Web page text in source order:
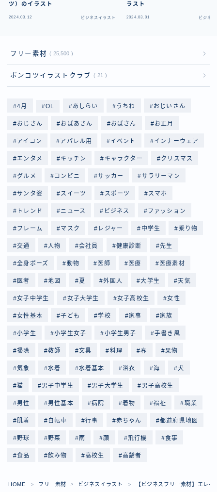
Follow Me
ツ）のイラスト
2024.03.12 ビジネスイラスト
ラスト
2024.03.01 ビジネ
フリー素材 25,500
ポンコツイラストクラブ 21
4月 OL あしらい うちわ おじいさん
おじさん おばあさん おばさん お正月
アイコン アパレル用 イベント インナーウェア
エンタメ キッチン キャラクター クリスマス
グルメ コンビニ サッカー サラリーマン
サンタ姿 スイーツ スポーツ スマホ
トレンド ニュース ビジネス ファッション
フレーム マスク レジャー 中学生 乗り物
交通 人物 会社員 健康診断 先生
全身ポーズ 動物 医師 医療 医療素材
医者 地図 夏 外国人 大学生 天気
女子中学生 女子大学生 女子高校生 女性
女性基本 子ども 学校 家事 家族
小学生 小学生女子 小学生男子 手書き風
掃除 教師 文具 料理 春 果物
気象 水着 水着基本 浴衣 海 犬
猫 男子中学生 男子大学生 男子高校生
男性 男性基本 病院 着物 福祉 職業
肌着 自転車 行事 赤ちゃん 都道府県地図
野球 野菜 雨 顔 飛行機 食事
食品 飲み物 高校生 高齢者
HOME ＞ フリー素材 ＞ ビジネスイラスト ＞ 【ビジネスフリー素材】エレ